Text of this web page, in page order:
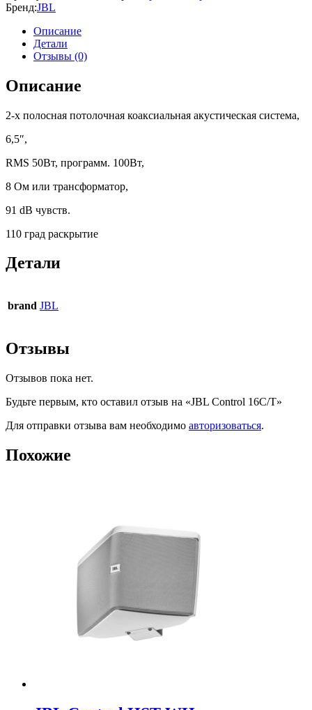
Бренд:JBL
Описание
Детали
Отзывы (0)
Описание
2-х полосная потолочная коаксиальная акустическая система,
6,5″,
RMS 50Вт, программ. 100Вт,
8 Ом или трансформатор,
91 dB чувств.
110 град раскрытие
Детали
brand JBL
Отзывы
Отзывов пока нет.
Будьте первым, кто оставил отзыв на «JBL Control 16C/T»
Для отправки отзыва вам необходимо авторизоваться.
Похожие